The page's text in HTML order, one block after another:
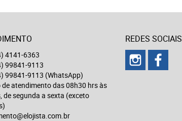
4141-6363
99841-9113
99841-9113 (WhatsApp)
de atendimento das 08h30 hrs às
de segunda a sexta (exceto
REDES SOCIAIS